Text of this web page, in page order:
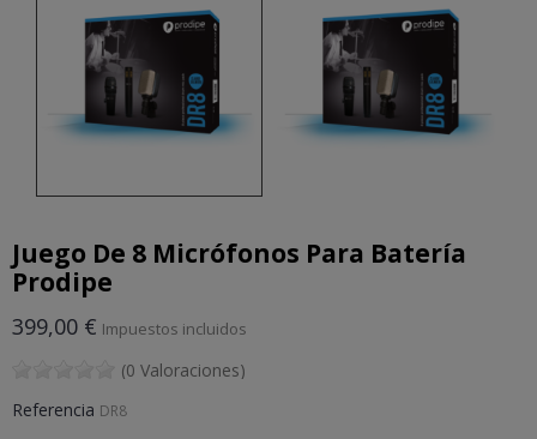
Juego De 8 Micrófonos Para Batería
Prodipe
399,00 € Impuestos incluidos
(0 Valoraciones)
Referencia DR8